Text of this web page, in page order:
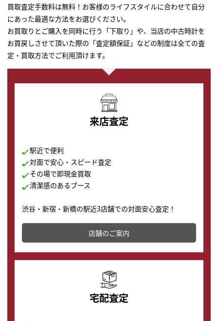
買取査定手数料は無料！お客様のライフスタイルに合わせて自分
にあった最適な方法をお選びください。
お買取りとご購入を同時に行う「下取り」や、当店の中古時計を
お買戻しさせて頂いた際の「査定額保証」などの制度は全ての査
定・買取方法でご利用頂けます。
来店査定
駅近で便利
対面で安心・スピード査定
その場で即現金買取
清潔感のあるブース
渋谷・新宿・新橋の駅近3店舗での対面安心査定！
その場で現金買取致します。渋谷本店では、時計販売の
店舗を併設しており、下取りに出してお得に新しい時計
の購入もできます♪
店舗のご案内
宅配査定